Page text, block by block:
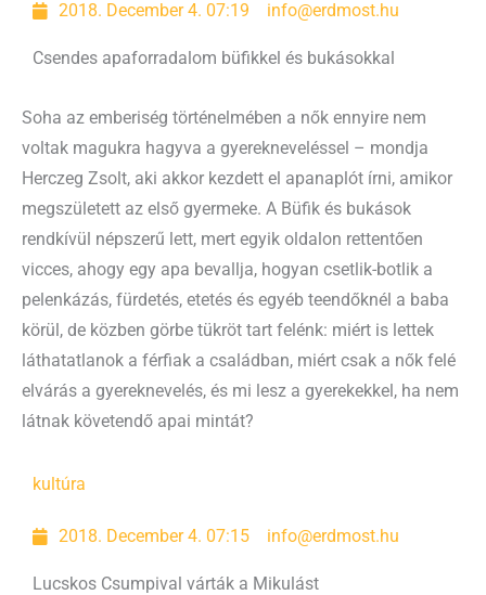
2018. December 4. 07:19 info@erdmost.hu
Csendes apaforradalom büfikkel és bukásokkal
Soha az emberiség történelmében a nők ennyire nem
voltak magukra hagyva a gyerekneveléssel – mondja
Herczeg Zsolt, aki akkor kezdett el apanaplót írni, amikor
megszületett az első gyermeke. A Büfik és bukások
rendkívül népszerű lett, mert egyik oldalon rettentően
vicces, ahogy egy apa bevallja, hogyan csetlik-botlik a
pelenkázás, fürdetés, etetés és egyéb teendőknél a baba
körül, de közben görbe tükröt tart felénk: miért is lettek
láthatatlanok a férfiak a családban, miért csak a nők felé
elvárás a gyereknevelés, és mi lesz a gyerekekkel, ha nem
látnak követendő apai mintát?
kultúra
2018. December 4. 07:15 info@erdmost.hu
Lucskos Csumpival várták a Mikulást